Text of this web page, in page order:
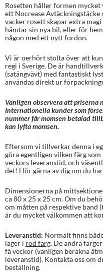
Rosetten håller formen mycket
ett Nocrease
vacker rosett skapar extra
hämtar sin nya bil, eller för
någon med ett nytt fordon.
Vi är oerhört stolta över att
regi i Sverige. De är
(satängvävt) med fantastiskt
användas direkt ur
Vänligen observera att priserna
Internationella kunder som
nummer får momsen betalad
kan lyfta momsen.
Eftersom vi tillverkar denna i
göra egentligen vilken färg som
veckors leveranstid, och
det! Hör gärna av dig om du
Dimensionerna på
ca 80 x 25 x 25 cm. Om du
om måtten på respektive band
är du mycket välkommen att
Leveranstid: Normalt finns
lager i röd färg. De andra
få veckor (vänligen beräkna
leveranstid). Kontakta oss om
beställning.